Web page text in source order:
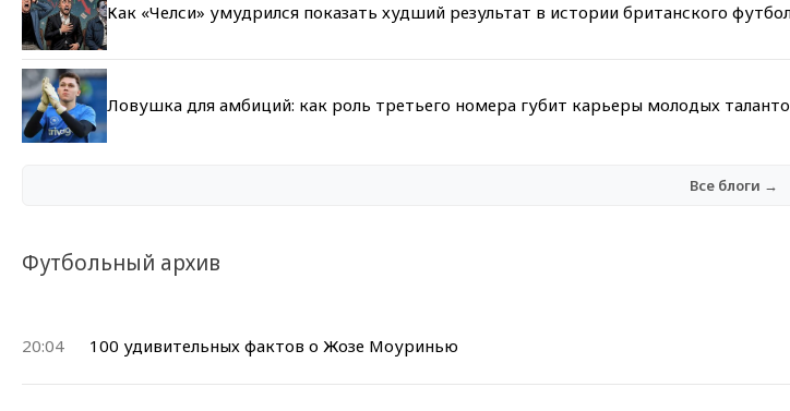
Как «Челси» умудрился показать худший результат в истории британского
Ловушка для амбиций: как роль третьего номера губит карьеры молодых
Все блоги →
Футбольный архив
20:04 100 удивительных фактов о Жозе Моуринью